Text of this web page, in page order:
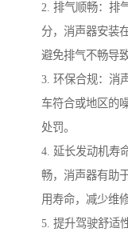
2. 排气顺畅：排
分，消声器安装
避免排气不畅导
3. 环保合规：消
车符合或地区的
处罚。
4. 延长发动机寿
畅，消声器有助
用寿命，减少维
5. 提升驾驶舒适